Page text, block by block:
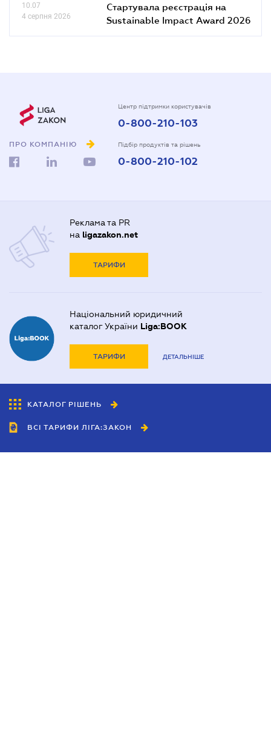
10.07
4 серпня 2026
Стартувала реєстрація на
Sustainable Impact Award 2026
ПРО КОМПАНІЮ
Центр підтримки користувачів
0-800-210-103
Підбір продуктів та рішень
0-800-210-102
Реклама та PR
на ligazakon.net
ТАРИФИ
Національний юридичний
каталог України Liga:BOOK
ТАРИФИ ДЕТАЛЬНІШЕ
КАТАЛОГ РІШЕНЬ
ВСІ ТАРИФИ ЛІГА:ЗАКОН